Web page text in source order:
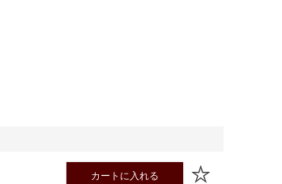
カートに入れる